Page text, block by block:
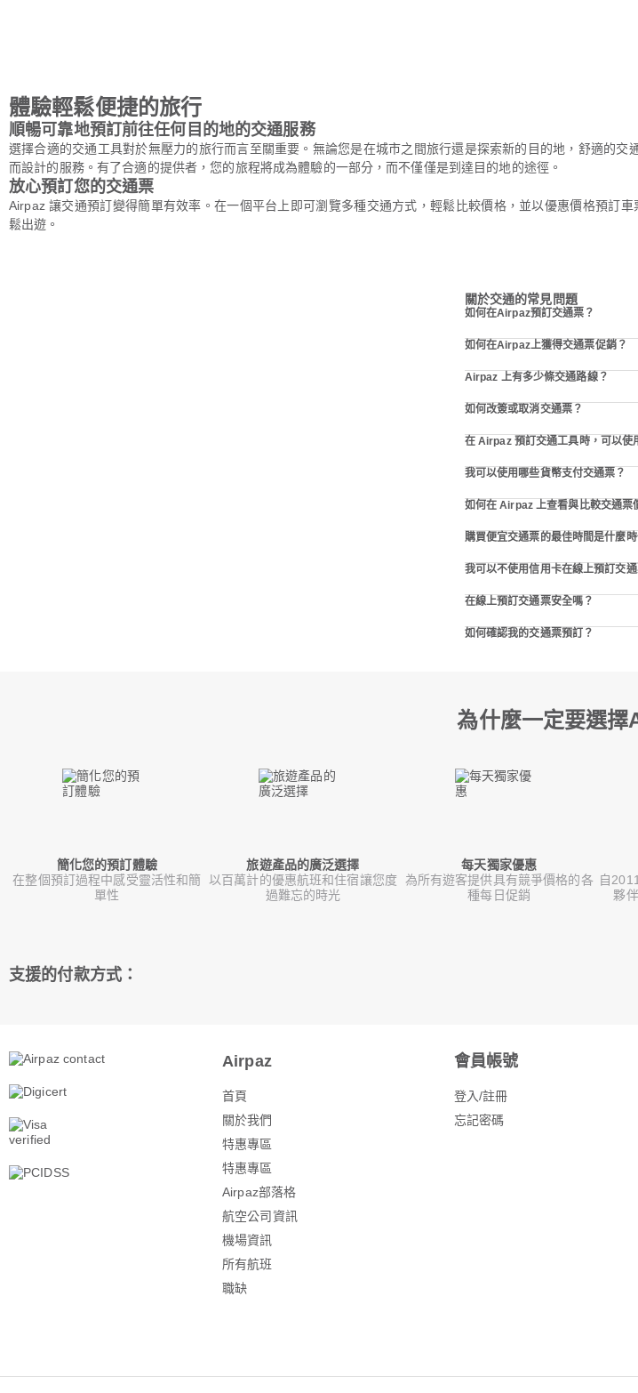
體驗輕鬆便捷的旅行
順暢可靠地預訂前往任何目的地的交通服務
選擇合適的交通工具對於無壓力的旅行而言至關重要。無論您是在城市之間旅行還是探索新的目的地，舒適的
而設計的服務。有了合適的提供者，您的旅程將成為體驗的一部分，而不僅僅是到達目的地的途徑。
放心預訂您的交通票
Airpaz 讓交通預訂變得簡單有效率。在一個平台上即可瀏覽多種交通方式，輕鬆比較價格，並以優惠價格預訂
鬆出遊。
關於交通的常見問題
如何在Airpaz預訂交通票？
如何在Airpaz上獲得交通票促銷？
Airpaz 上有多少條交通路線？
如何改簽或取消交通票？
在 Airpaz 預訂交通工具時，可以使
我可以使用哪些貨幣支付交通票？
如何在 Airpaz 上查看與比較交通票
購買便宜交通票的最佳時間是什麼時
我可以不使用信用卡在線上預訂交通
在線上預訂交通票安全嗎？
如何確認我的交通票預訂？
為什麼一定要選擇
簡化您的預訂體驗
在整個預訂過程中感受靈活性和簡
單性
旅遊產品的廣泛選擇
以百萬計的優惠航班和住宿讓您度
過難忘的時光
每天獨家優惠
為所有遊客提供具有競爭價格的各
種每日促銷
自
夥
支援的付款方式：
Airpaz
首頁
關於我們
特惠專區
特惠專區
Airpaz部落格
航空公司資訊
機場資訊
所有航班
職缺
會員帳號
登入/註冊
忘記密碼